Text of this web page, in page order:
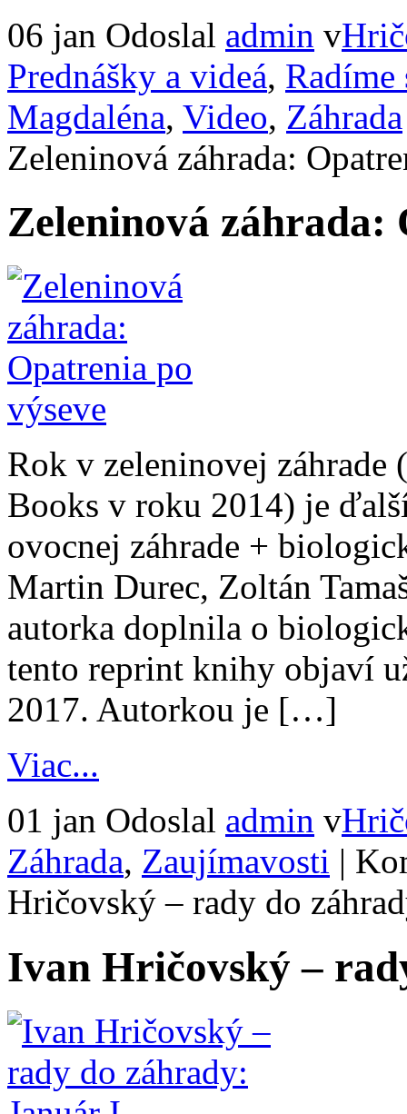
06 jan Odoslal admin v
Prednášky a videá, Radíme
Magdaléna, Video, Záhrada
Zeleninová záhrada:
Zeleninová záhrada:
Rok v zeleninovej
Books v roku 2014) je
ovocnej záhrade +
Martin Durec, Zoltán
autorka doplnila o
tento reprint knihy objaví
2017. Autorkou je […]
Viac...
01 jan Odoslal admin v
Záhrada, Zaujímavosti |
Hričovský – rady do
Ivan Hričovský –